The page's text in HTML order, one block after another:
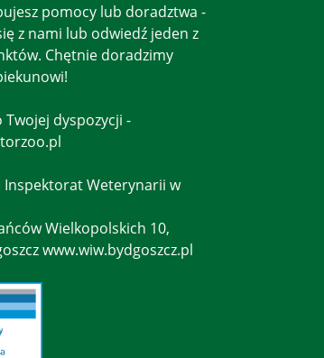
pomocy lub doradztwa -
z nami lub odwiedź jeden z
Chętnie doradzimy
Twojej dyspozycji -
Inspektorat Weterynarii w
Wielkopolskich 10,
www.wiw.bydgoszcz.pl